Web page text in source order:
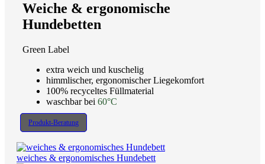
Weiche & ergonomische
Hundebetten
Green Label
extra weich und kuschelig
himmlischer, ergonomischer Liegekomfort
100% recyceltes Füllmaterial
waschbar bei 60°C
Produkt-Beratung
weiches & ergonomisches Hundebett